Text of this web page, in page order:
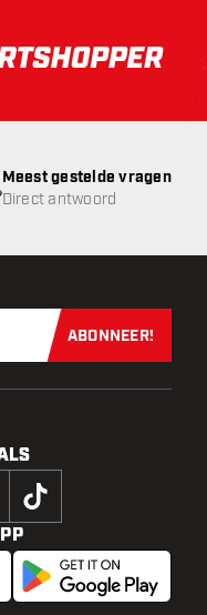
verstuurd*
Meest gestelde vragen
Direct antwoord
beschikbaar
Schrijf je
ABONNEER!